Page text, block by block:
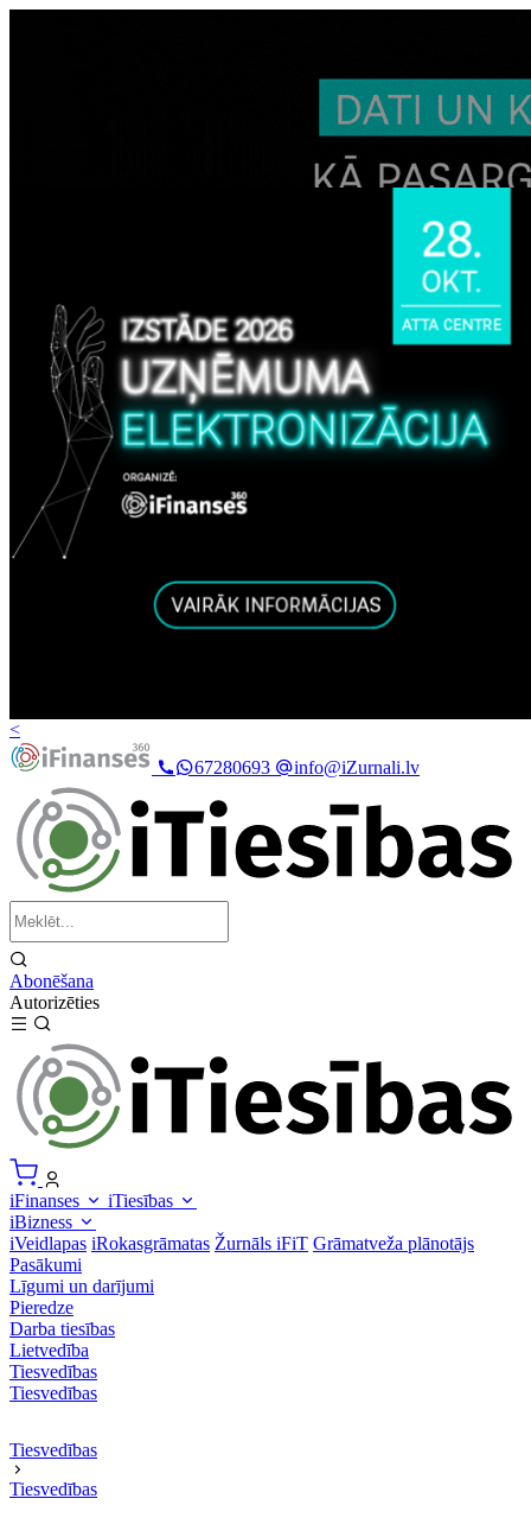
<
67280693
info@iZurnali.lv
Abonēšana
Autorizēties
iFinanses
iTiesības
iBizness
iVeidlapas iRokasgrāmatas Žurnāls iFiT Grāmatveža plānotājs
Pasākumi
Līgumi un darījumi
Pieredze
Darba tiesības
Lietvedība
Tiesvedības
Tiesvedības
Tiesvedības
Tiesvedības